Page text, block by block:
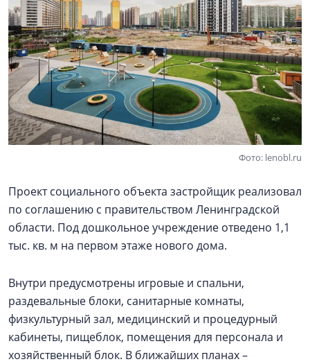
Фото: lenobl.ru
Проект социального объекта застройщик реализовал
по соглашению с правительством Ленинградской
области. Под дошкольное учреждение отведено 1,1
тыс. кв. м на первом этаже нового дома.
Внутри предусмотрены игровые и спальни,
раздевальные блоки, санитарные комнаты,
физкультурный зал, медицинский и процедурный
кабинеты, пищеблок, помещения для персонала и
хозяйственный блок. В ближайших планах –